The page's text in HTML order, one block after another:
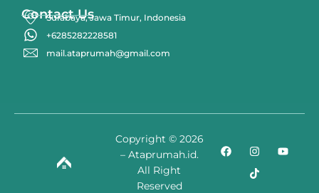
Contact Us
Surabaya, Jawa Timur, Indonesia
+6285282228581
mail.ataprumah@gmail.com
Copyright © 2026
– Ataprumah.id.
All Right
Reserved